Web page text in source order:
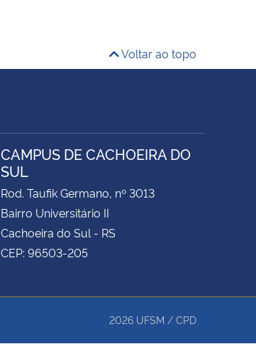
Voltar ao topo
CAMPUS DE CACHOEIRA DO
SUL
Rod. Taufik Germano, nº 3013
Bairro Universitário II
Cachoeira do Sul - RS
CEP: 96503-205
2026 UFSM / CPD